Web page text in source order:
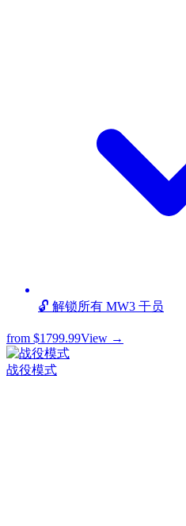
🔓 解锁所有 MW3 干员
from $1799.99View →
战役模式